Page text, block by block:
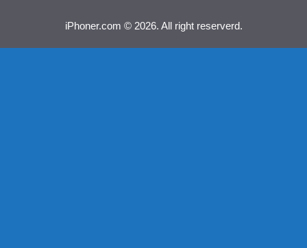
iPhoner.com © 2026. All right reserverd.